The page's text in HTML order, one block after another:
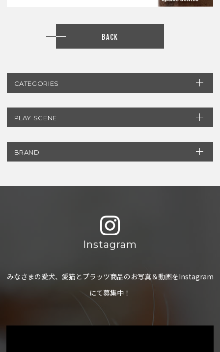
CATEGORIES
PLAY SCENE
BRAND
BACK
Instagram
みなさまの愛犬、愛猫とプラッツ商品のお写真＆動画をInstagram
にて募集中！